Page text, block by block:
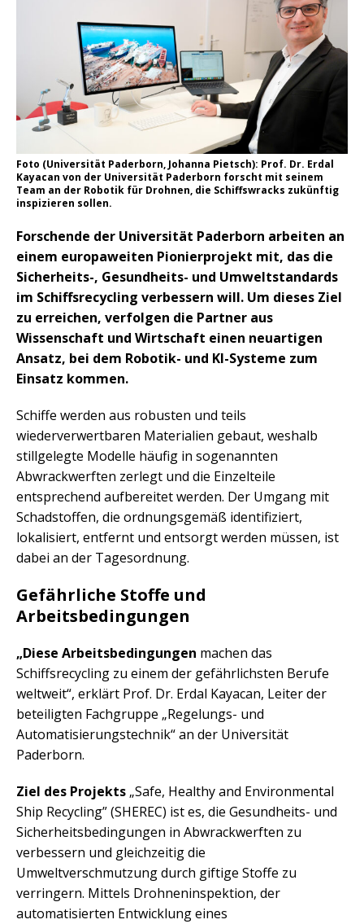
Foto (Universität Paderborn, Johanna Pietsch): Prof. Dr. Erdal
Kayacan von der Universität Paderborn forscht mit seinem
Team an der Robotik für Drohnen, die Schiffswracks zukünftig
inspizieren sollen.
Forschende der Universität Paderborn arbeiten an
einem europaweiten Pionierprojekt mit, das die
Sicherheits-, Gesundheits- und Umweltstandards
im Schiffsrecycling verbessern will. Um dieses Ziel
zu erreichen, verfolgen die Partner aus
Wissenschaft und Wirtschaft einen neuartigen
Ansatz, bei dem Robotik- und KI-Systeme zum
Einsatz kommen.
Schiffe werden aus robusten und teils
wiederverwertbaren Materialien gebaut, weshalb
stillgelegte Modelle häufig in sogenannten
Abwrackwerften zerlegt und die Einzelteile
entsprechend aufbereitet werden. Der Umgang mit
Schadstoffen, die ordnungsgemäß identifiziert,
lokalisiert, entfernt und entsorgt werden müssen, ist
dabei an der Tagesordnung.
Gefährliche Stoffe und
Arbeitsbedingungen
„Diese Arbeitsbedingungen machen das
Schiffsrecycling zu einem der gefährlichsten Berufe
weltweit“, erklärt Prof. Dr. Erdal Kayacan, Leiter der
beteiligten Fachgruppe „Regelungs- und
Automatisierungstechnik“ an der Universität
Paderborn.
Ziel des Projekts „Safe, Healthy and Environmental
Ship Recycling” (SHEREC) ist es, die Gesundheits- und
Sicherheitsbedingungen in Abwrackwerften zu
verbessern und gleichzeitig die
Umweltverschmutzung durch giftige Stoffe zu
verringern. Mittels Drohneninspektion, der
automatisierten Entwicklung eines